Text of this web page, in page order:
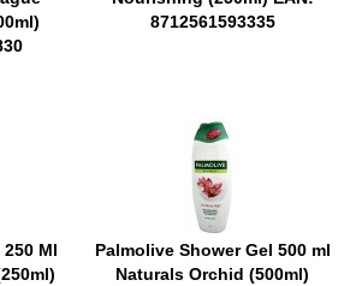
8712561593335
Ml
Palmolive Shower Gel 500 ml
Naturals Orchid (500ml)